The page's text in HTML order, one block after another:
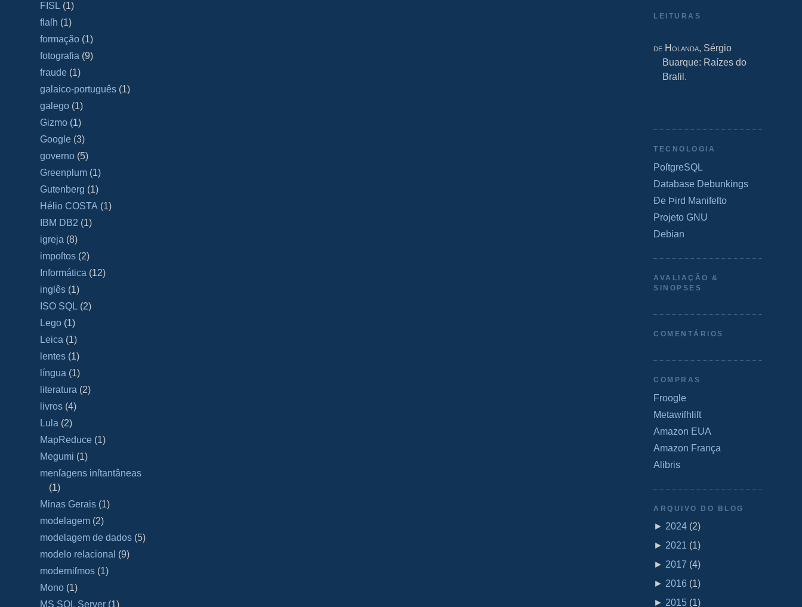
FISL (1)
flaſh (1)
formação (1)
fotografia (9)
fraude (1)
galaico‐português (1)
galego (1)
Gizmo (1)
Google (3)
governo (5)
Greenplum (1)
Gutenberg (1)
Hélio COSTA (1)
IBM DB2 (1)
igreja (8)
impoſtos (2)
Informática (12)
inglês (1)
ISO SQL (2)
Lego (1)
Leica (1)
lentes (1)
língua (1)
literatura (2)
livros (4)
Lula (2)
MapReduce (1)
Megumi (1)
menſagens inſtantâneas
(1)
Minas Gerais (1)
modelagem (2)
modelagem de dados (5)
modelo relacional (9)
moderniſmos (1)
Mono (1)
MS SQL Server (1)
LEITURAS
de Holanda, Sérgio
Buarque: Raízes do
Braſil.
TECNOLOGIA
PoſtgreSQL
Database Debunkings
Ðe Þird Manifeſto
Projeto GNU
Debian
AVALIAÇÃO &
SINOPSES
COMENTÁRIOS
COMPRAS
Froogle
Metawiſhliſt
Amazon EUA
Amazon França
Alibris
ARQUIVO DO BLOG
► 2024 (2)
► 2021 (1)
► 2017 (4)
► 2016 (1)
► 2015 (1)